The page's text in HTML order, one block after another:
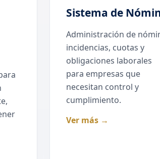
Sistema de
Administración de
incidencias, cuotas y
obligaciones laborales
para empresas que
necesitan control y
cumplimiento.
Ver más →